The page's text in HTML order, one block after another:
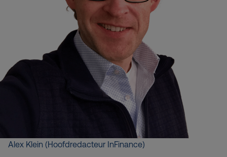
Alex Klein (Hoofdredacteur InFinance)